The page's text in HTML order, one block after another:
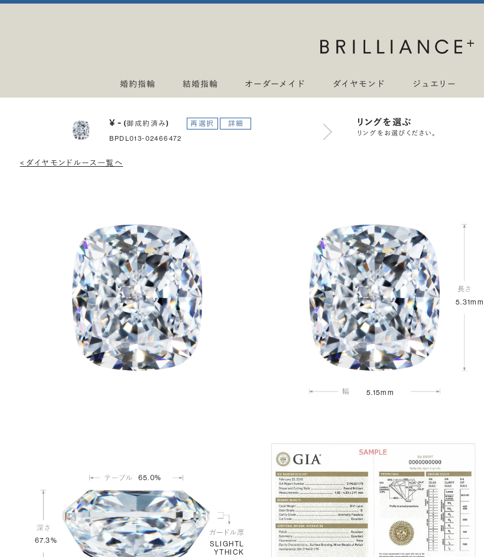
婚約指輪 結婚指輪 オーダーメイド ダイヤモンド ジュエリー
¥ -(御成約済み) 再選択 詳細
BPDL013-02466472
リングを選ぶ
リングをお選びください。
< ダイヤモンドルース一覧へ
5.31mm
5.15mm
67.3%
65.0%
SLIGHTL
YTHICK